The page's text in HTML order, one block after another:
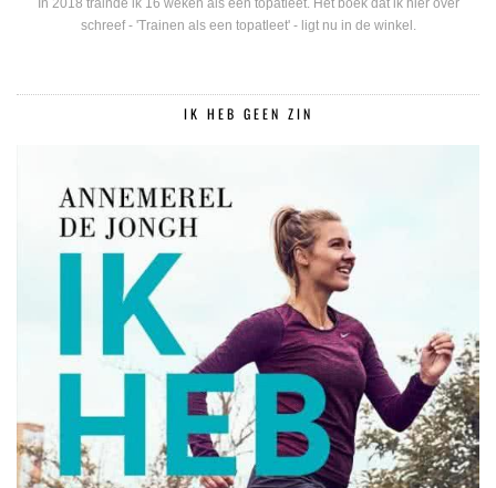
In 2018 trainde ik 16 weken als een topatleet. Het boek dat ik hier over
schreef - 'Trainen als een topatleet' - ligt nu in de winkel.
IK HEB GEEN ZIN